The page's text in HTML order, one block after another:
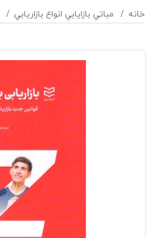
خانه مباتي بازايابي انواع بازاريابي